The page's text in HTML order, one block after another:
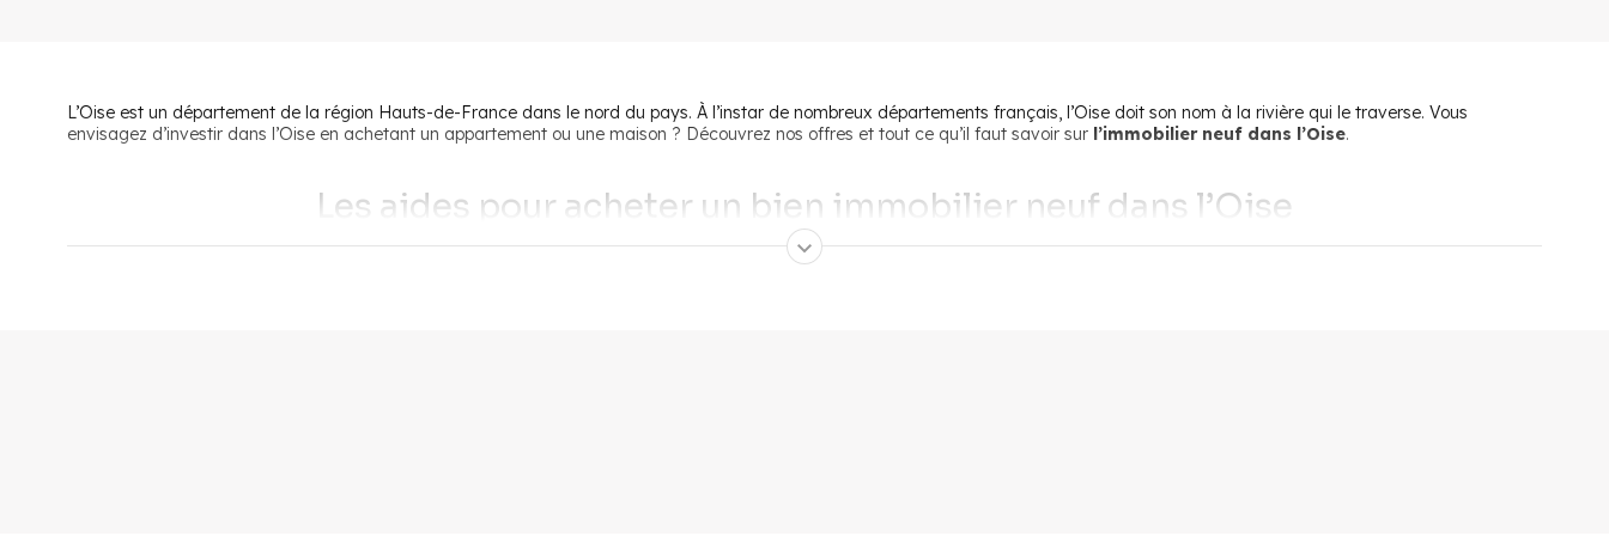
L’Oise est un département de la région Hauts-de-France dans le nord du pays. À l’instar de nombreux départements français, l’Oise doit son nom à la rivière qui le traverse. Vous
envisagez d’investir dans l’Oise en achetant un appartement ou une maison ? Découvrez nos offres et tout ce qu’il faut savoir sur l’immobilier neuf dans l’Oise.
Les aides pour acheter un bien immobilier neuf dans l’Oise
Lorsque vous vous lancez dans l’acquisition d’un logement neuf dans l’Oise, l’une des premières étapes est de préparer